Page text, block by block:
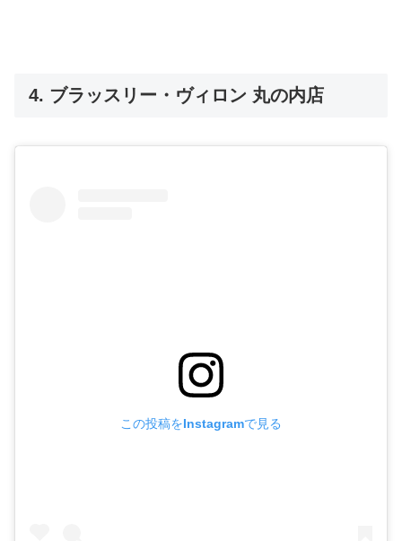
4. ブラッスリー・ヴィロン 丸の内店
この投稿をInstagramで見る